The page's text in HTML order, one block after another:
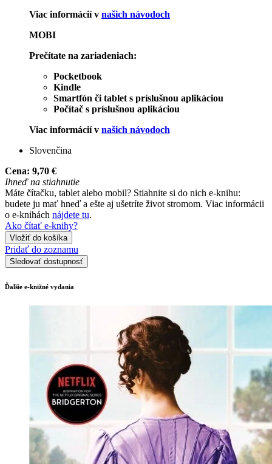
Viac informácií v našich návodoch
MOBI
Prečítate na zariadeniach:
Pocketbook
Kindle
Smartfón či tablet s príslušnou aplikáciou
Počítač s príslušnou aplikáciou
Viac informácií v našich návodoch
Slovenčina
Cena: 9,70 €
Ihneď na stiahnutie
Máte čítačku, tablet alebo mobil? Stiahnite si do nich e-knihu:
budete ju mať hneď a ešte aj ušetríte život stromom. Viac informácii
o e-knihách nájdete tu.
Ako čítať e-knihy?
Vložiť do košíka
Pridať do zoznamu
Sledovať dostupnosť
Ďalšie e-knižné vydania